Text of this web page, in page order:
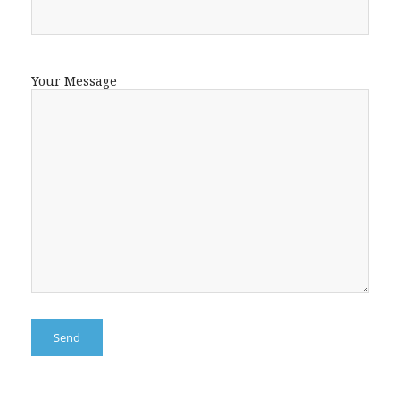
Your Message